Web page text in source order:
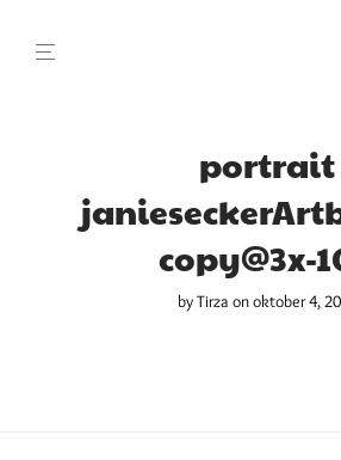
portrait
copy@3x-
byTirza on oktober 4,